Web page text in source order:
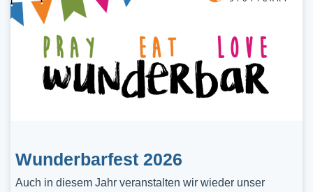
Wunderbarfest 2026
Auch in diesem Jahr veranstalten wir wieder unser